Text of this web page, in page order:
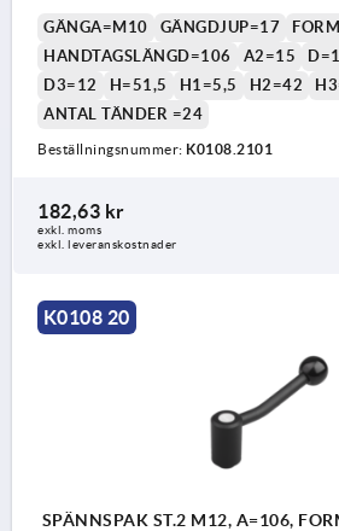
GÄNGA=M10 GÄNGDJUP=17
HANDTAGSLÄNGD=106
A2=15
D3=12
H=51,5 H1=5,5 H2=42
ANTAL TÄNDER =24
Beställningsnummer: K0108.2101
182,63 kr
exkl. moms
exkl. leveranskostnader
K0108 20
SPÄNNSPAK ST.2 M12, A=106,